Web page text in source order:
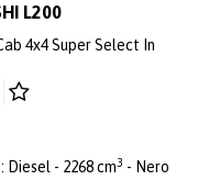
L200
4x4 Super Select In
- 2268 cm3 - Nero